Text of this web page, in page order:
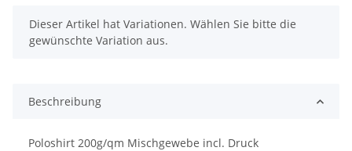
x
Dieser Artikel hat Variationen. Wählen Sie bitte die
gewünschte Variation aus.
Beschreibung
Poloshirt 200g/qm Mischgewebe incl. Druck